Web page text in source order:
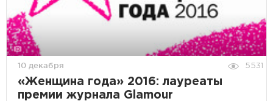
10 декабря 5531
«Женщина года» 2016: лауреаты
премии журнала Glamour